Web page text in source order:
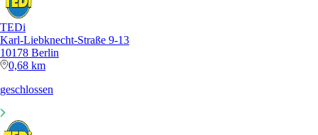
TEDi
Karl-Liebknecht-Straße 9-13
10178 Berlin
0,68 km
geschlossen